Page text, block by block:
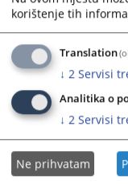
shortcuts
for
changing
dates.
korištenje tih
Translation
↓ 2 Servisi
Analitika o
↓ 2 Servisi
Ne prihvatam